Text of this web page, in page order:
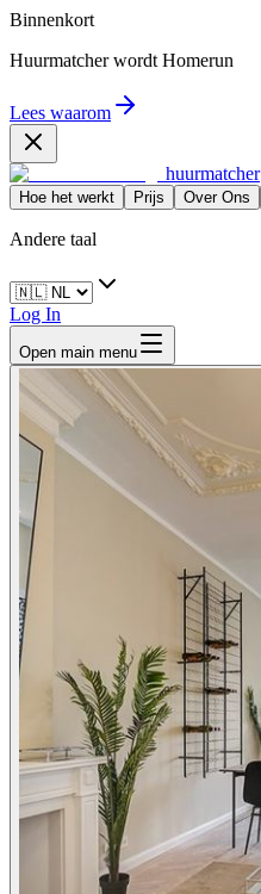
Binnenkort
Huurmatcher wordt Homerun
Lees waarom
huurmatcher
Hoe het werkt Prijs Over Ons
Andere taal
Log In
Open main menu